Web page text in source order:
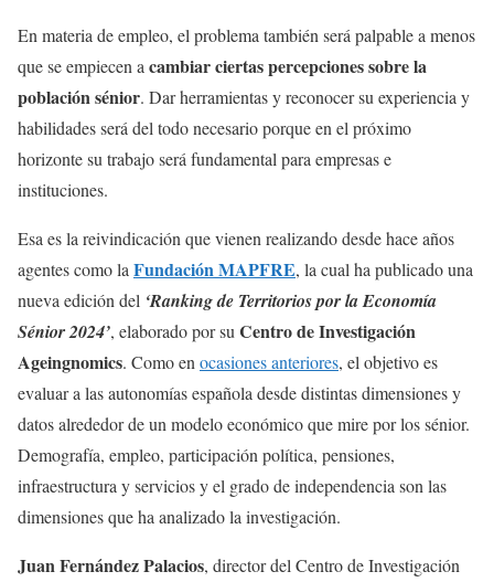
En materia de empleo, el problema también será palpable a menos
que se empiecen a cambiar ciertas percepciones sobre la
población sénior. Dar herramientas y reconocer su experiencia y
habilidades será del todo necesario porque en el próximo
horizonte su trabajo será fundamental para empresas e
instituciones.
Esa es la reivindicación que vienen realizando desde hace años
agentes como la Fundación MAPFRE, la cual ha publicado una
nueva edición del ‘Ranking de Territorios por la Economía
Sénior 2024’, elaborado por su Centro de Investigación
Ageingnomics. Como en ocasiones anteriores, el objetivo es
evaluar a las autonomías española desde distintas dimensiones y
datos alrededor de un modelo económico que mire por los sénior.
Demografía, empleo, participación política, pensiones,
infraestructura y servicios y el grado de independencia son las
dimensiones que ha analizado la investigación.
Juan Fernández Palacios, director del Centro de Investigación